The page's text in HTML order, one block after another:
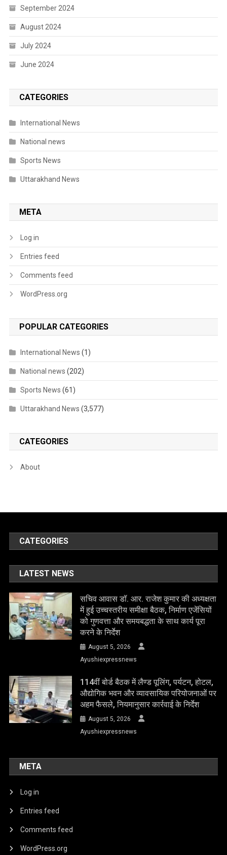
September 2024
August 2024
July 2024
June 2024
CATEGORIES
International News
National news
Sports News
Uttarakhand News
META
Log in
Entries feed
Comments feed
WordPress.org
POPULAR CATEGORIES
International News (1)
National news (202)
Sports News (61)
Uttarakhand News (3,577)
CATEGORIES
About
CATEGORIES
LATEST NEWS
सचिव आवास डॉ. आर. राजेश कुमार की अध्यक्षता
में हुई उच्चस्तरीय समीक्षा बैठक, निर्माण एजेंसियों
को गुणवत्ता और समयबद्धता के साथ कार्य पूरा
करने के निर्देश
August 5, 2026
Ayushiexpressnews
114वीं बोर्ड बैठक में लैण्ड पूलिंग, पर्यटन, होटल,
औद्योगिक भवन और व्यावसायिक परियोजनाओं पर
अहम फैसले, नियमानुसार कार्रवाई के निर्देश
August 5, 2026
Ayushiexpressnews
META
Log in
Entries feed
Comments feed
WordPress.org